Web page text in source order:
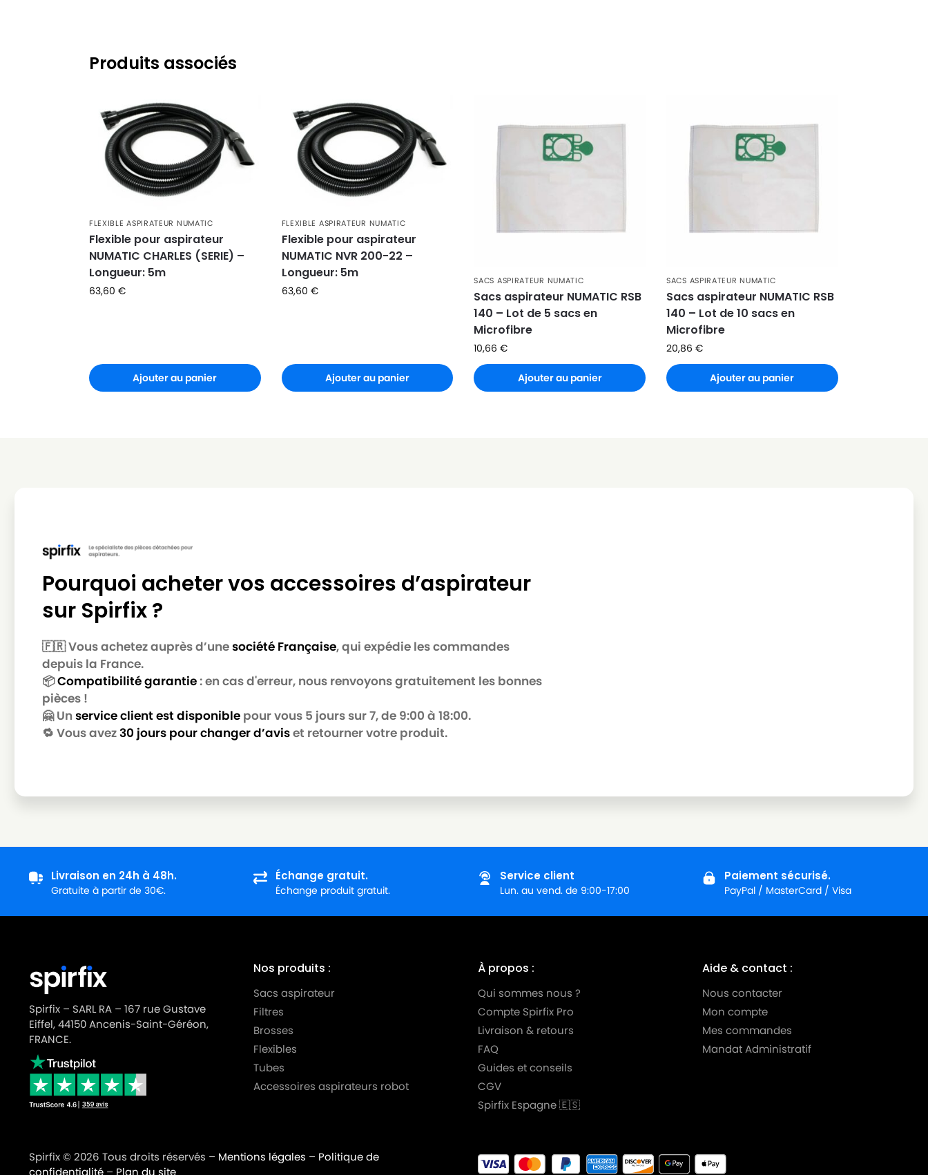
NUMATIC
NUMATIC RSV 200
Produits associés
FLEXIBLE ASPIRATEUR NUMATIC
Flexible pour aspirateur
NUMATIC CHARLES (SERIE) –
Longueur: 5m
63,60 €
Ajouter au panier
FLEXIBLE ASPIRATEUR NUMATIC
Flexible pour aspirateur
NUMATIC NVR 200-22 –
Longueur: 5m
63,60 €
Ajouter au panier
SACS ASPIRATEUR NUMATIC
Sacs aspirateur NUMATIC RSB
140 – Lot de 5 sacs en
Microfibre
10,66€
Ajouter au panier
SACS ASPIRATEUR NUMATIC
Sacs aspirateur NUMATIC RSB
140 – Lot de 10 sacs en
Microfibre
20,86€
Ajouter au panier
Pourquoi acheter vos accessoires d’aspirateur
sur Spirfix ?
🇫🇷 Vous achetez auprès d’unesociété Française, qui expédie les commandes
depuis la France.
📦Compatibilité garantie: en cas d'erreur, nous renvoyons gratuitement les bonnes
pièces !
🤗 Un service client est disponible pour vous 5 jours sur 7, de 9:00 à 18:00.
🔁 Vous avez30 jours pour changer d’aviset retourner votre produit.
Livraison en 24h à 48h.
Gratuite à partir de 30€.
Échange gratuit.
Échange produit gratuit.
Service client
Lun. au vend. de 9:00-17:00
Paiement sécurisé.
PayPal / MasterCard / Visa
Spirfix – SARL RA – 167 rue Gustave
Eiffel, 44150 Ancenis-Saint-Géréon,
FRANCE.
Nos produits :
Sacs aspirateur
Filtres
Brosses
Flexibles
Tubes
Accessoires aspirateurs robot
À propos :
Qui sommes nous ?
Compte Spirfix Pro
Livraison & retours
FAQ
Guides et conseils
CGV
Spirfix Espagne 🇪🇸
Aide & contact :
Nous contacter
Mon compte
Mes commandes
Mandat Administratif
Spirfix © 2026 Tous droits réservés – Mentions légales – Politique de
confidentialité– Plan du site